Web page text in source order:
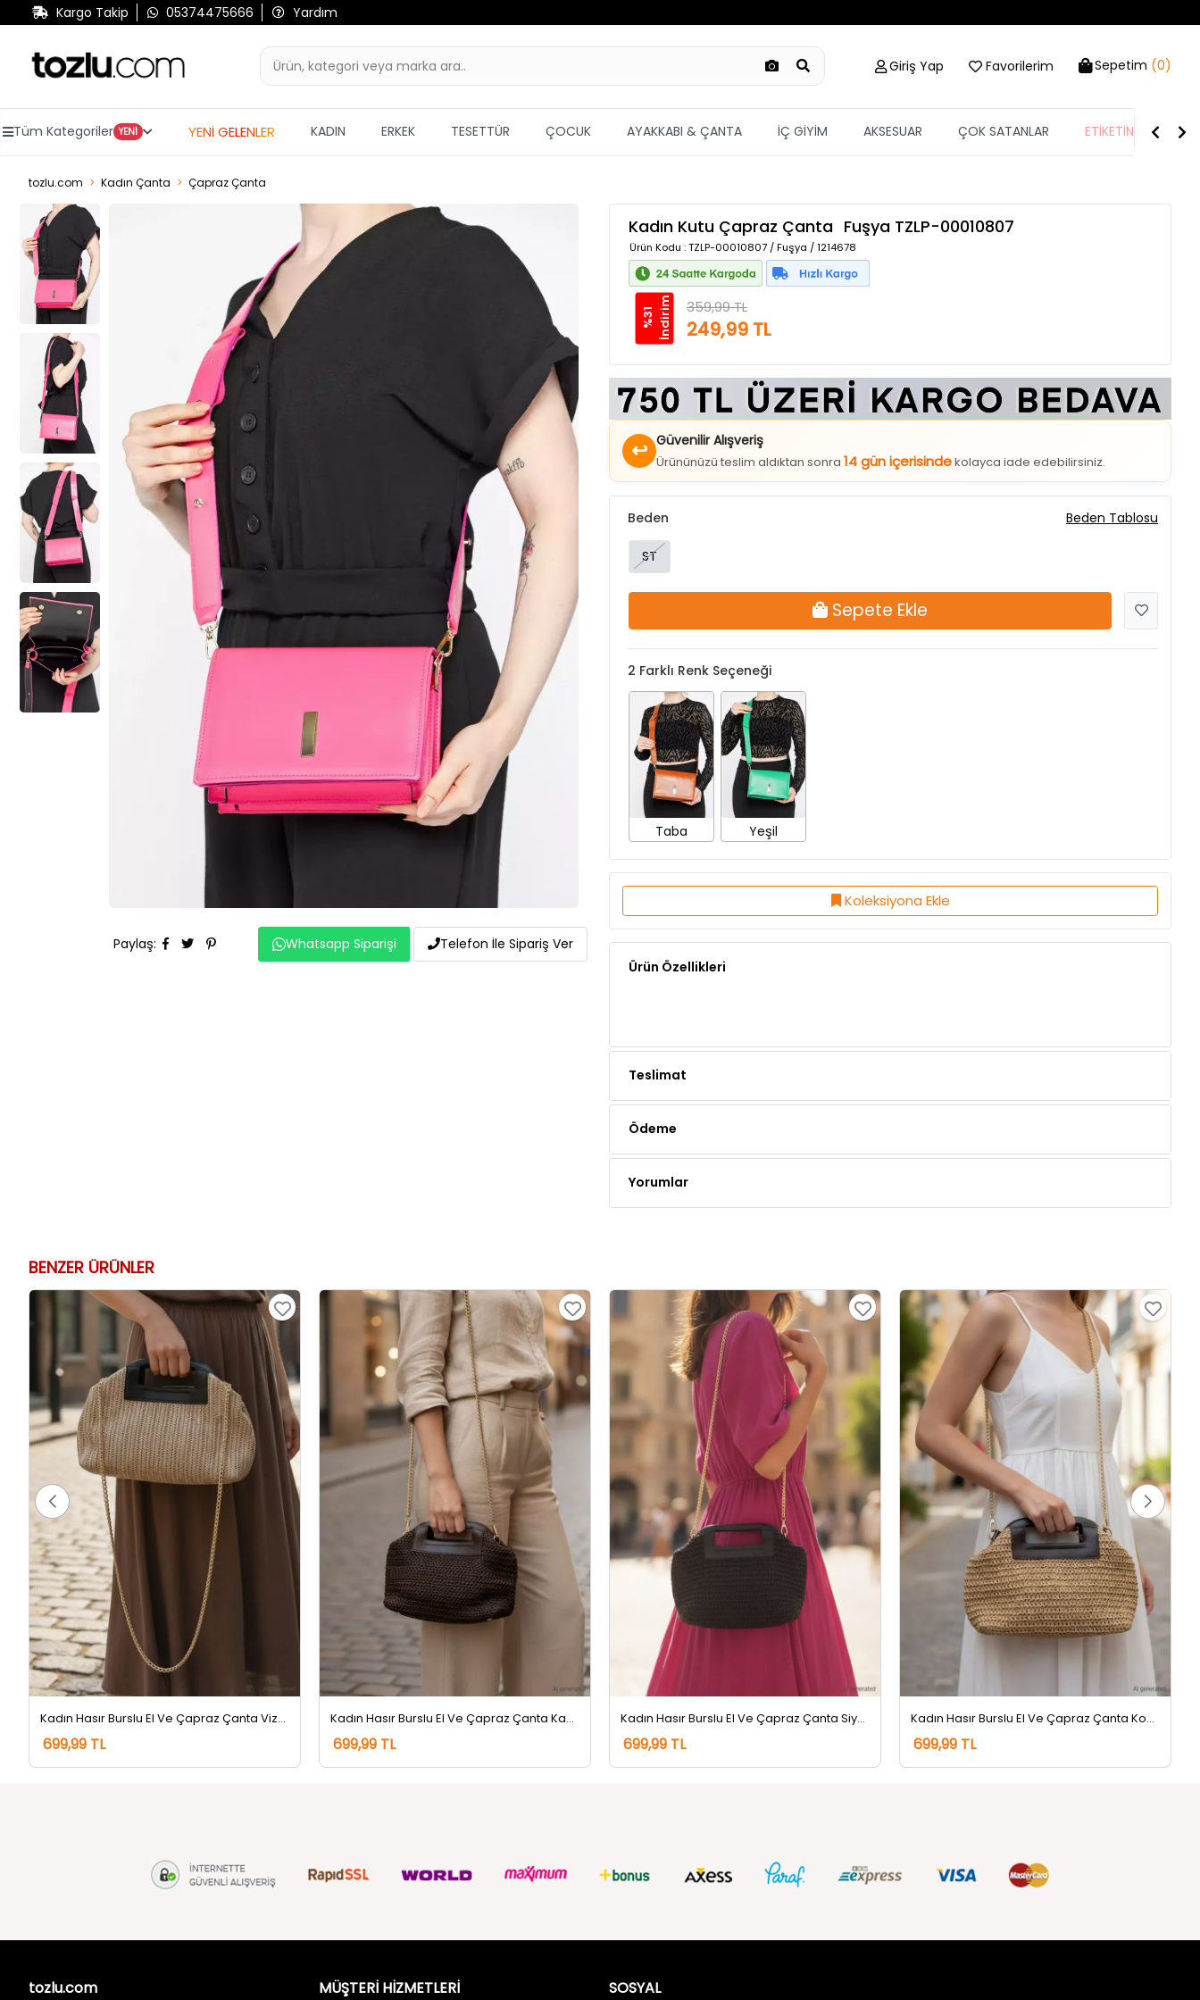
Kargo Takip 05374475666 Yardım
Giriş Yap Favorilerim Sepetim (0)
Tüm Kategoriler YENİ YENİ GELENLER KADIN ERKEK TESETTÜR ÇOCUK AYAKKABI & ÇANTA İÇ GİYİM AKSESUAR ÇOK SATANLAR ETİKETİN YARISI
tozlu.com Kadın Çanta Çapraz Çanta
Paylaş: Whatsapp Siparişi Telefon İle Sipariş Ver
Kadın Kutu Çapraz Çanta Fuşya TZLP-00010807
Ürün Kodu : TZLP-00010807 / Fuşya / 1214678
%
3
1
İ
n
d
i
r
i m 359,99 TL
249,99 TL
↩ Güvenilir Alışveriş
Ürününüzü teslim aldıktan sonra14 gün içerisindekolayca iade edebilirsiniz.
ST
2Farklı Renk Seçeneği
Taba Yeşil
Koleksiyona Ekle
Ürün Özellikleri
Kadın Hasır Burslu El Ve Çapraz Çanta Vizon
699,99 TL 699,99 TL 699,99 TL 699,99 TL
tozlu.com
MÜŞTERİ HİZMETLERİ
SOSYAL